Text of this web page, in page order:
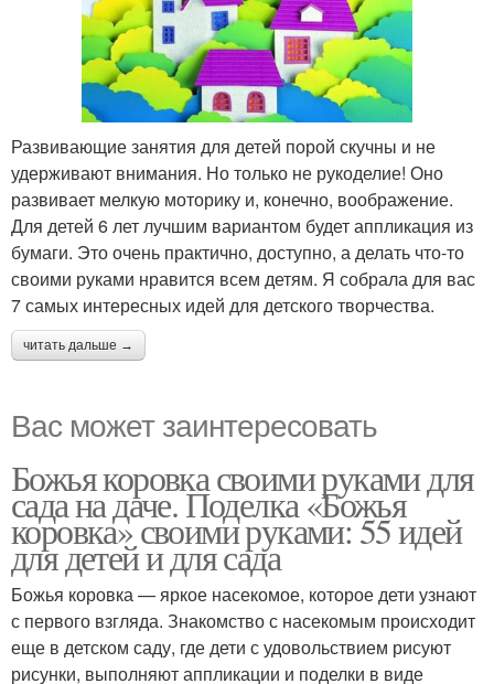
Развивающие занятия для детей порой скучны и не
удерживают внимания. Но только не рукоделие! Оно
развивает мелкую моторику и, конечно, воображение.
Для детей 6 лет лучшим вариантом будет аппликация из
бумаги. Это очень практично, доступно, а делать что-то
своими руками нравится всем детям. Я собрала для вас
7 самых интересных идей для детского творчества.
читать дальше →
Вас может заинтересовать
Божья коровка своими руками для
сада на даче. Поделка «Божья
коровка» своими руками: 55 идей
для детей и для сада
Божья коровка — яркое насекомое, которое дети узнают
с первого взгляда. Знакомство с насекомым происходит
еще в детском саду, где дети с удовольствием рисуют
рисунки, выполняют аппликации и поделки в виде